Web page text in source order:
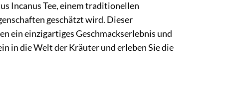
Incanus Tee, einem traditionellen
geschätzt wird. Dieser
ein einzigartiges Geschmackserlebnis und
in die Welt der Kräuter und erleben Sie die